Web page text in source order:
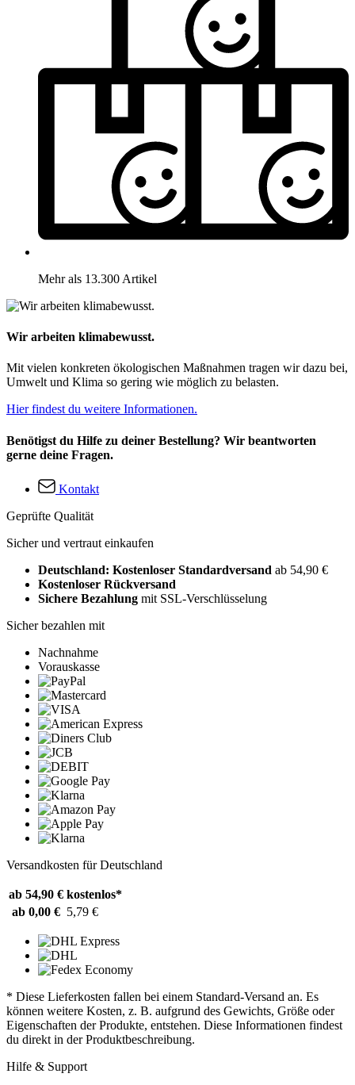
Mehr als 13.300 Artikel
Wir arbeiten klimabewusst.
Mit vielen konkreten ökologischen Maßnahmen tragen wir dazu bei,
Umwelt und Klima so gering wie möglich zu belasten.
Hier findest du weitere Informationen.
Benötigst du Hilfe zu deiner Bestellung? Wir beantworten
gerne deine Fragen.
Kontakt
Geprüfte Qualität
Sicher und vertraut einkaufen
Deutschland: Kostenloser Standardversand ab 54,90 €
Kostenloser Rückversand
Sichere Bezahlung mit SSL-Verschlüsselung
Sicher bezahlen mit
Nachnahme
Vorauskasse
Versandkosten für Deutschland
ab 54,90 € kostenlos*
ab 0,00 € 5,79 €
* Diese Lieferkosten fallen bei einem Standard-Versand an. Es
können weitere Kosten, z. B. aufgrund des Gewichts, Größe oder
Eigenschaften der Produkte, entstehen. Diese Informationen findest
du direkt in der Produktbeschreibung.
Hilfe & Support